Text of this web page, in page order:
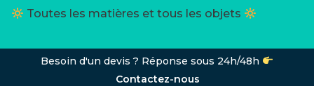
Un projet ? contactez nous !
Réponse sous
Besoin d'un devis ? Réponse sous 24h/48h
Contactez-nous